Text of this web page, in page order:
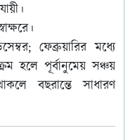
ফেব্রুয়ারির মধ্যে
হলে পূর্বানুমেয় সঞ্চয়
বছরান্তে সাধারণ